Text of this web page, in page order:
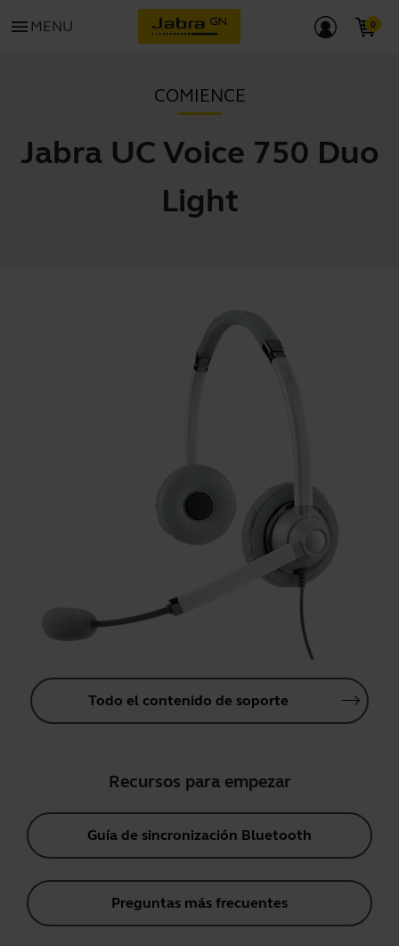
menu MENU
COMIENCE
Jabra UC Voice 750 Duo
Light
Todo el contenido de soporte
Recursos para empezar
Guía de sincronización Bluetooth
Preguntas más frecuentes